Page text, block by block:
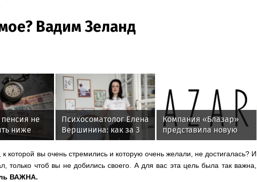
Вадим Зеланд
не
ниже
Психосоматолог Елена
Вершинина: как за 3
минуты вернуть себе
равновесие
Компания «Блазар»
представила новую
версию системы
контроля сетевого
доступа Blazar NAC 3.0
к которой вы очень стремились и которую очень желали, не достигалась? И
только чтоб вы не добились своего. А для вас эта цель была так важна,
ВАЖНА.